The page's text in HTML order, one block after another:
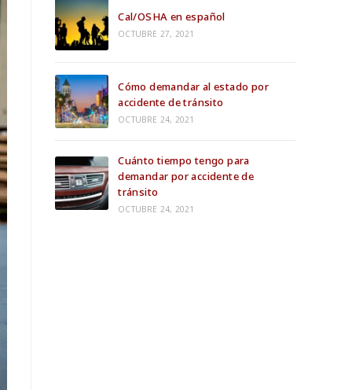
Cal/OSHA en español
OCTUBRE 27, 2021
Cómo demandar al estado por
accidente de tránsito
OCTUBRE 24, 2021
Cuánto tiempo tengo para
demandar por accidente de
tránsito
OCTUBRE 24, 2021